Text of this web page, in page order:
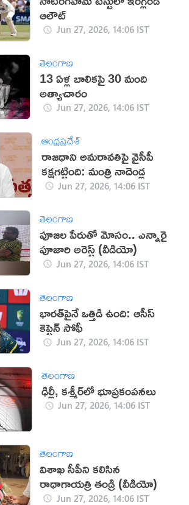
ఆలౌట్
Jun 27, 2026, 14:06 IST
తెలంగాణ
13 ఏళ్ల బాలికపై 30 మంది
అత్యాచారం
Jun 27, 2026, 14:06 IST
ఆంధ్రప్రదేశ్
రాజధాని అమరావతిపై వైసీపీ
కక్షగట్టింది: మంత్రి నాదెండ్ల
Jun 27, 2026, 14:06 IST
తెలంగాణ
పూజల పేరుతో మోసం.. ఎన్నారై
పూజారి అరెస్ట్ (వీడియో)
Jun 27, 2026, 14:06 IST
తెలంగాణ
భారత్‌పైనే ఒత్తిడి ఉంది: ఆసీస్
కెప్టెన్ సోఫీ
Jun 27, 2026, 14:06 IST
తెలంగాణ
ఢిల్లీ, కశ్మీర్‌లో భూప్రకంపనలు
Jun 27, 2026, 14:06 IST
తెలంగాణ
విశాఖ సీపీని కలిసిన
రాధాగాయత్రి తండ్రి (వీడియో)
Jun 27, 2026, 14:06 IST